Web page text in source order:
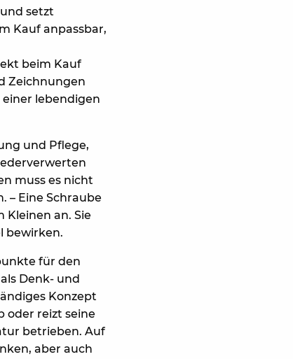
setzt
Kauf anpassbar,
beim Kauf
Zeichnungen
lebendigen
und Pflege,
muss es nicht
– Eine Schraube
an. Sie
bewirken.
für den
Denk- und
Konzept
oder reizt seine
betrieben. Auf
aber auch